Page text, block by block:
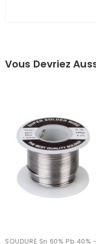
Vous Devriez
SOUDURE Sn 60% Pb 40%